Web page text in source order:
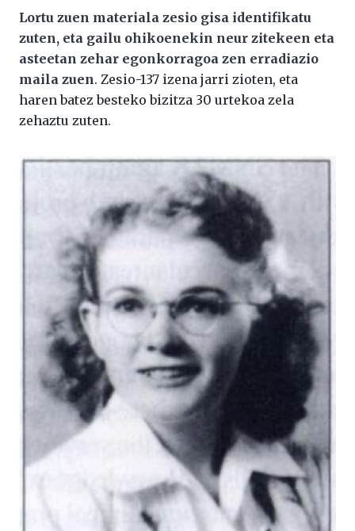
Lortu zuen materiala zesio gisa identifikatu
zuten, eta gailu ohikoenekin neur zitekeen eta
asteetan zehar egonkorragoa zen erradiazio
maila zuen. Zesio-137 izena jarri zioten, eta
haren batez besteko bizitza 30 urtekoa zela
zehaztu zuten.